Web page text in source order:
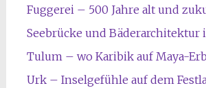
Fuggerei – 500 Jahre alt und
Seebrücke und Bäderarchitektur
Tulum – wo Karibik auf Maya-
Urk – Inselgefühle auf dem